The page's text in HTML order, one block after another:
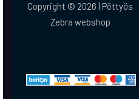
Copyright © 2026 | Pöttyös
Zebra webshop